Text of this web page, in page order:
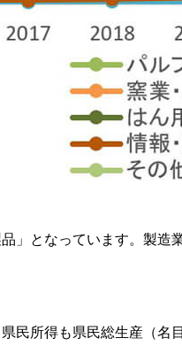
となっています。製造
民所得も県民総生産（